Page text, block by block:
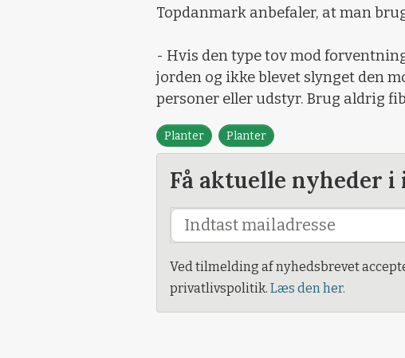
Topdanmark anbefaler, at man
- Hvis den type tov mod
jorden og ikke blevet slynget den
personer eller udstyr. Brug aldrig
Planter Planter
Få aktuelle nyheder i
Ved tilmelding af nyhedsbrevet
privatlivspolitik. Læs den her.